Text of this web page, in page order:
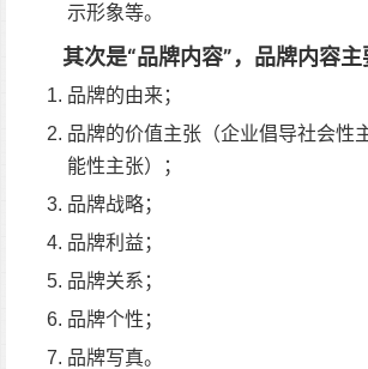
示形象等。
其次是“品牌内容”，品牌内容主
品牌的由来；
品牌的价值主张（企业倡导社会性
能性主张）；
品牌战略；
品牌利益；
品牌关系；
品牌个性；
品牌写真。